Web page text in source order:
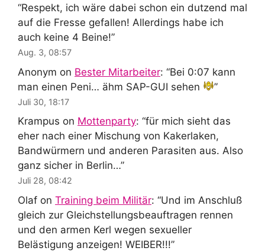
“Respekt, ich wäre dabei schon ein dutzend mal
auf die Fresse gefallen! Allerdings habe ich
auch keine 4 Beine!”
Aug. 3, 08:57
Anonym on Bester Mitarbeiter: “Bei 0:07 kann
man einen Peni… ähm SAP-GUI sehen
”
Juli 30, 18:17
Krampus on Mottenparty: “für mich sieht das
eher nach einer Mischung von Kakerlaken,
Bandwürmern und anderen Parasiten aus. Also
ganz sicher in Berlin…”
Juli 28, 08:42
Olaf on Training beim Militär: “Und im Anschluß
gleich zur Gleichstellungsbeauftragen rennen
und den armen Kerl wegen sexueller
Belästigung anzeigen! WEIBER!!!”